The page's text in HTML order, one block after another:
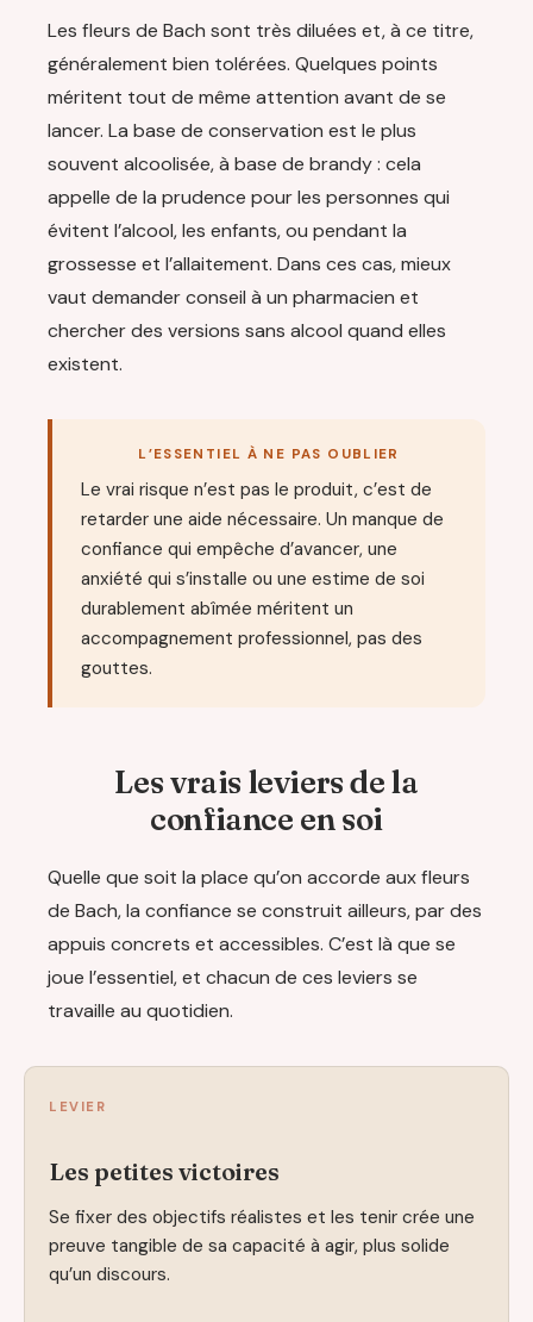
Les fleurs de Bach sont très diluées et, à ce titre,
généralement bien tolérées. Quelques points
méritent tout de même attention avant de se
lancer. La base de conservation est le plus
souvent alcoolisée, à base de brandy : cela
appelle de la prudence pour les personnes qui
évitent l’alcool, les enfants, ou pendant la
grossesse et l’allaitement. Dans ces cas, mieux
vaut demander conseil à un pharmacien et
chercher des versions sans alcool quand elles
existent.
L’ESSENTIEL À NE PAS OUBLIER
Le vrai risque n’est pas le produit, c’est de
retarder une aide nécessaire. Un manque de
confiance qui empêche d’avancer, une
anxiété qui s’installe ou une estime de soi
durablement abîmée méritent un
accompagnement professionnel, pas des
gouttes.
Les vrais leviers de la
confiance en soi
Quelle que soit la place qu’on accorde aux fleurs
de Bach, la confiance se construit ailleurs, par des
appuis concrets et accessibles. C’est là que se
joue l’essentiel, et chacun de ces leviers se
travaille au quotidien.
LEVIER
Les petites victoires
Se fixer des objectifs réalistes et les tenir crée une
preuve tangible de sa capacité à agir, plus solide
qu’un discours.